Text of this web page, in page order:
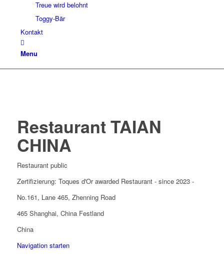
Treue wird belohnt
Toggy-Bär
Kontakt
Menu
Restaurant TAIAN
CHINA
Restaurant public
Zertifizierung: Toques d'Or awarded Restaurant - since 2023 -
No.161, Lane 465, Zhenning Road
465 Shanghai, China Festland
China
Navigation starten